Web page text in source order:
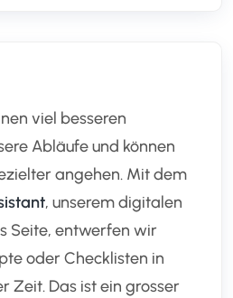
viel besseren
Abläufe und können
angehen. Mit dem
, unserem digitalen
Seite, entwerfen wir
oder Checklisten in
Zeit. Das ist ein grosser